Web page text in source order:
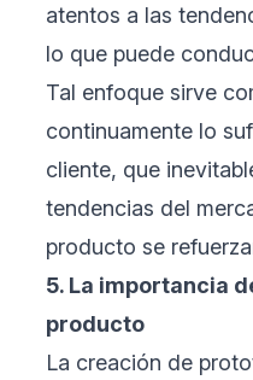
atentos a las
lo que puede
Tal enfoque sirve
continuamente lo
cliente, que
tendencias del
producto se
5. La importancia
producto
La creación de